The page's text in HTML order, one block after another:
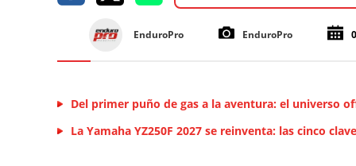
EnduroPro EnduroPro
Del primer puño de gas a la aventura: el universo
La Yamaha YZ250F 2027 se reinventa: las cinco